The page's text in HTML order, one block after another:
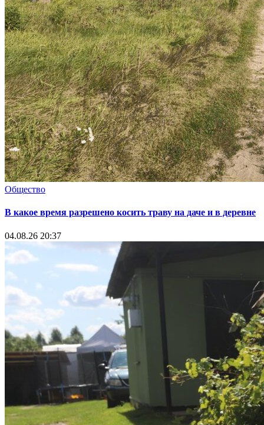
Общество
В какое время разрешено косить траву на даче и в деревне
04.08.26 20:37